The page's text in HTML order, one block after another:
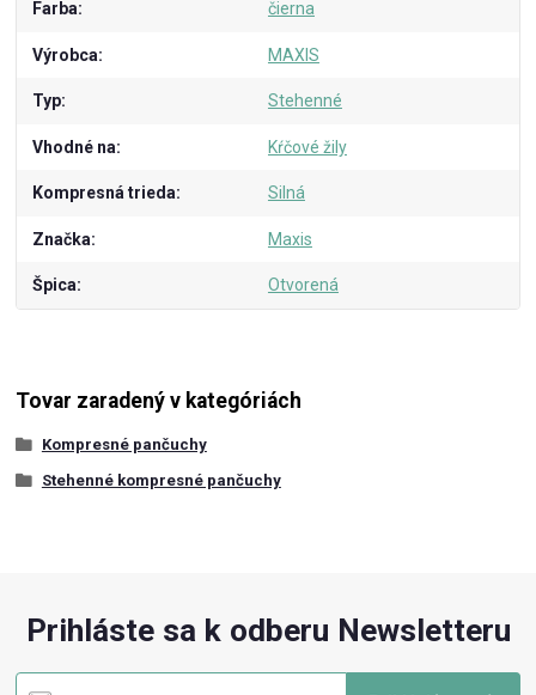
Farba čierna
Výrobca MAXIS
Typ Stehenné
Vhodné na Kŕčové žily
Kompresná trieda Silná
Značka Maxis
Špica Otvorená
Tovar zaradený v kategóriách
Kompresné pančuchy
Stehenné kompresné pančuchy
Prihláste sa k odberu Newsletteru